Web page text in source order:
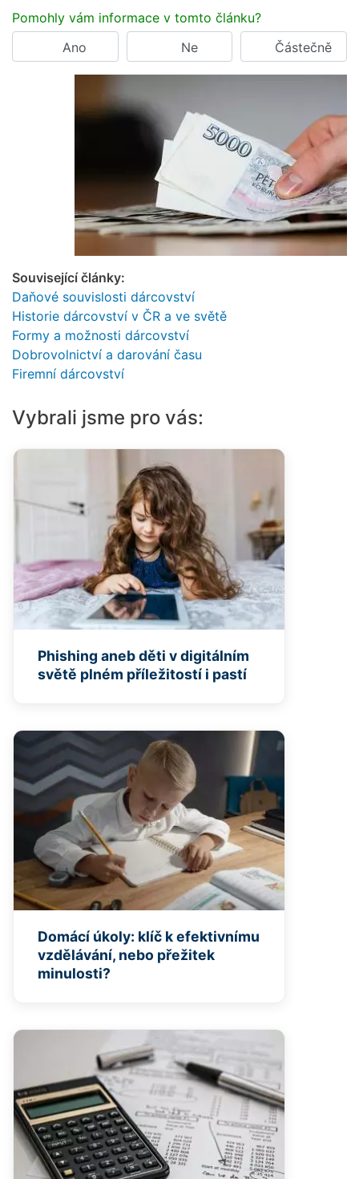
Pomohly vám informace v tomto článku?
Ano
Ne Částečně
Související články:
Daňové souvislosti dárcovství
Historie dárcovství v ČR a ve světě
Formy a možnosti dárcovství
Dobrovolnictví a darování času
Firemní dárcovství
Vybrali jsme pro vás:
Phishing aneb děti v digitálním
světě plném příležitostí i pastí
Domácí úkoly: klíč k efektivnímu
vzdělávání, nebo přežitek
minulosti?